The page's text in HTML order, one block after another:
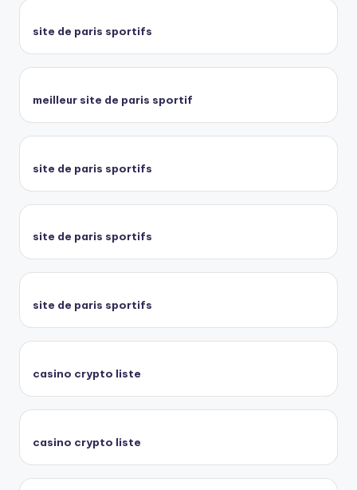
site de paris sportifs
meilleur site de paris sportif
site de paris sportifs
site de paris sportifs
site de paris sportifs
casino crypto liste
casino crypto liste